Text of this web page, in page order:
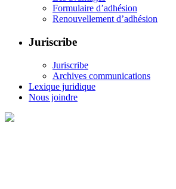
Formulaire d’adhésion
Renouvellement d’adhésion
Juriscribe
Juriscribe
Archives communications
Lexique juridique
Nous joindre